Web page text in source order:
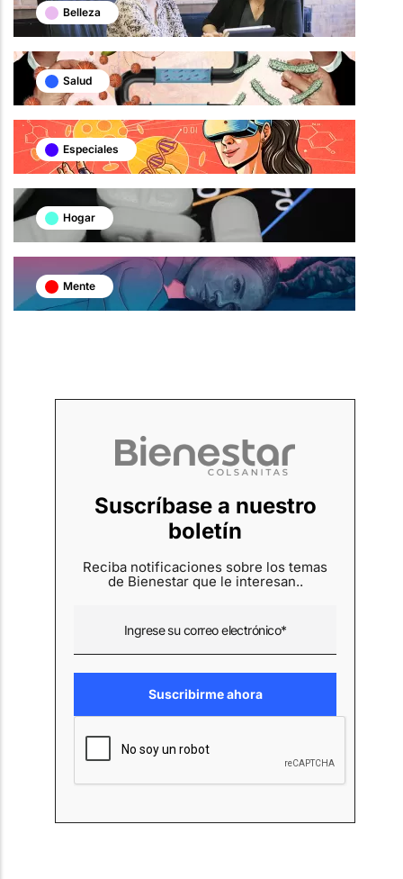
Belleza
Salud
Especiales
Hogar
Mente
Suscríbase a nuestro
boletín
Reciba notificaciones sobre los temas
de Bienestar que le interesan..